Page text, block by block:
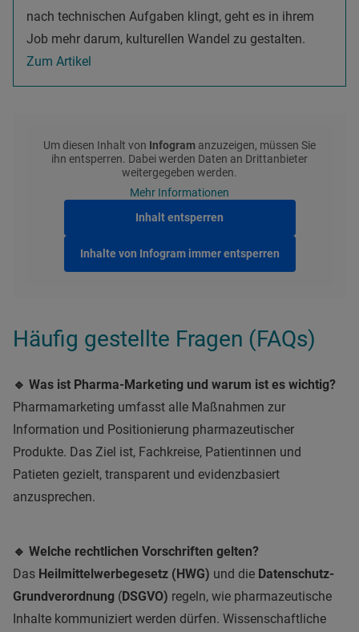
nach technischen Aufgaben klingt, geht es in ihrem
Job mehr darum, kulturellen Wandel zu gestalten.
Zum Artikel
Um diesen Inhalt von Infogram anzuzeigen, müssen Sie
ihn entsperren. Dabei werden Daten an Drittanbieter
weitergegeben werden.
Mehr Informationen
Inhalt entsperren
Inhalte von Infogram immer entsperren
Häufig gestellte Fragen (FAQs)
🔹 Was ist Pharma-Marketing und warum ist es wichtig?
Pharmamarketing umfasst alle Maßnahmen zur
Information und Positionierung pharmazeutischer
Produkte. Das Ziel ist, Fachkreise, Patientinnen und
Patieten gezielt, transparent und evidenzbasiert
anzusprechen.
🔹 Welche rechtlichen Vorschriften gelten?
Das Heilmittelwerbegesetz (HWG) und die Datenschutz-
Grundverordnung (DSGVO) regeln, wie pharmazeutische
Inhalte kommuniziert werden dürfen. Wissenschaftliche